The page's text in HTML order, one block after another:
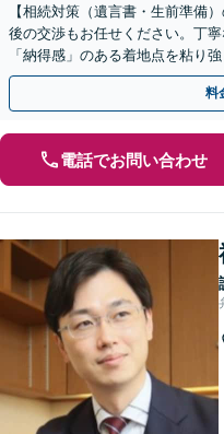
【相続対策（遺言書・生前準備
後の交渉もお任せください。丁
「納得感」のある着地点を粘り
渉経験あり】【WEB面談可】【
料
電話でお問い合わせ